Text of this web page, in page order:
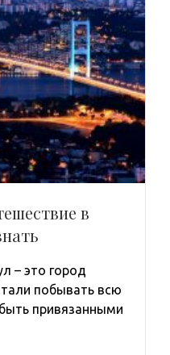
в
– это город
побывать всю
привязанными